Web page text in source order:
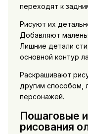
переходят к
Рисуют их
Добавляют
Лишние детали
основной контур
Раскрашивают
другим способом,
персонажей.
Пошаговые
рисования